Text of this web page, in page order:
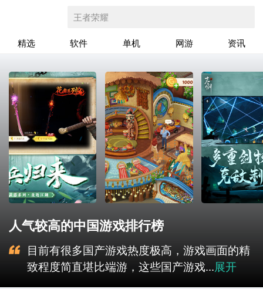
王者荣耀
精选 软件 单机 网游 资讯
人气较高的中国游戏排行榜
目前有很多国产游戏热度极高，游戏画面的精
致程度简直堪比端游，这些国产游戏...展开